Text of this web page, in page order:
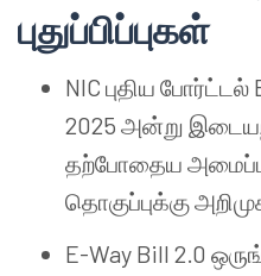
புதுப்பிப்புகள்
NIC புதிய
2025 அன்று
தற்போதைய
தொகுப்புக்கு
E-Way Bill 2.0